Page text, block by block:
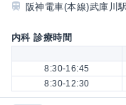
阪神電車(本線)武庫川
内科 診療時間
8:30-16:45
8:30-12:30